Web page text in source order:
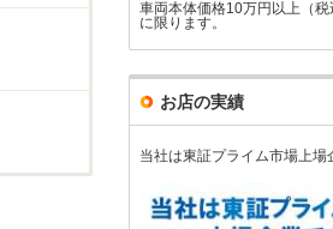
車両本体価格10万円以上（
に限ります。
お店の実績
当社は東証プライム市場上場